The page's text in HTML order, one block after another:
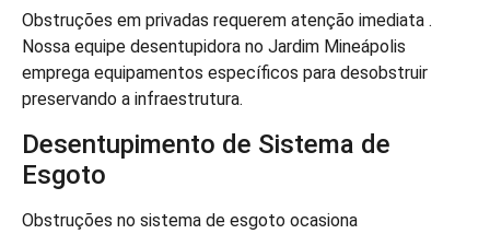
Obstruções em privadas requerem atenção imediata .
Nossa equipe desentupidora no Jardim Mineápolis
emprega equipamentos específicos para desobstruir
preservando a infraestrutura.
Desentupimento de Sistema de
Esgoto
Obstruções no sistema de esgoto ocasiona